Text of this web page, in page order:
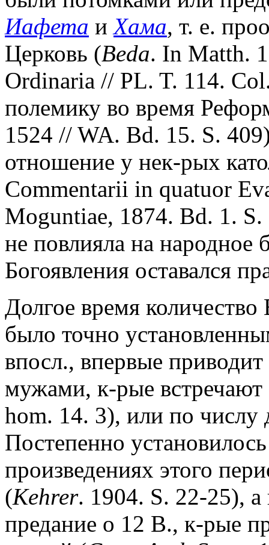
Иафета иХама, т. е.
Церковь (Beda. In Matth.
Ordinaria // PL. T. 114.
полемику во время
1524 // WA. Bd. 15. S.
отношение у нек-рых
Commentarii in quatuor
Moguntiae, 1874. Bd. 1.
не повлияла на народное
Богоявления оставался
Долгое время
было точно
впосл., впервые
мужами, к-рые
hom. 14. 3), или по числу
Постепенно
произведениях этого
(Kehrer. 1904. S. 22-25), а
предание о 12 В., к-рые